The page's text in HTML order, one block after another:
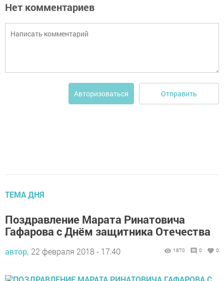
Нет комментариев
Авторизоваться Отправить
ТЕМА ДНЯ
Поздравление Марата Ринатовича
Гафарова с Днём защитника Отечества
автор, 22 февраля 2018 - 17:40 1870 0 0